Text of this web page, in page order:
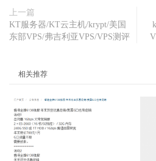
20
ChinaMobile
上一篇
KT服务器/KT云主机/krypt/美国
东部VPS/弗吉利亚VPS/VPS测评
相关推荐